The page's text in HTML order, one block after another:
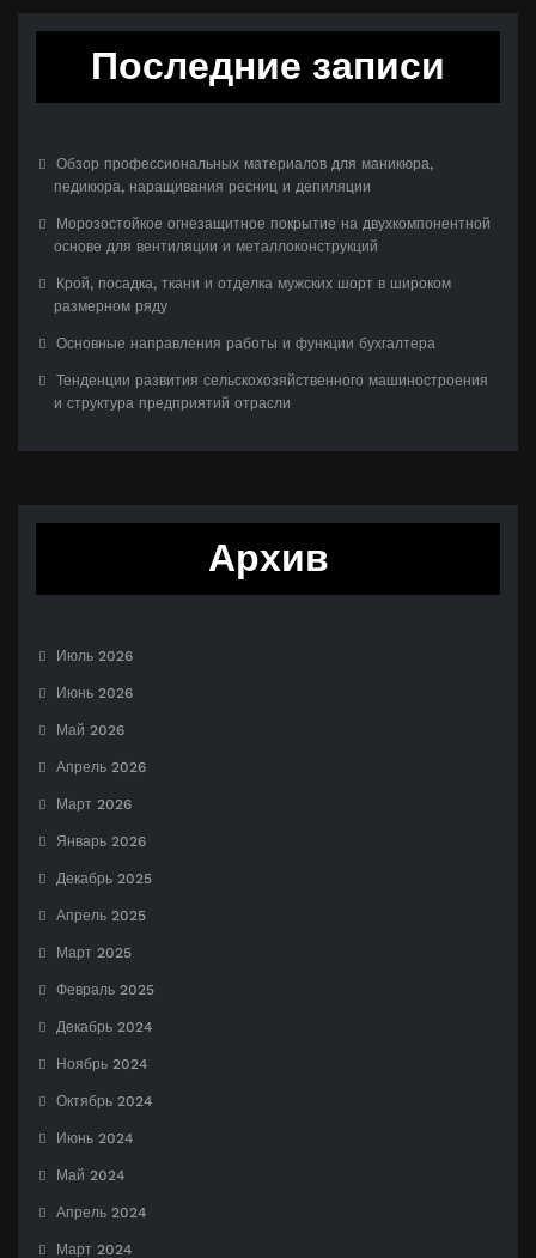
Последние записи
Обзор профессиональных материалов для маникюра,
педикюра, наращивания ресниц и депиляции
Морозостойкое огнезащитное покрытие на двухкомпонентной
основе для вентиляции и металлоконструкций
Крой, посадка, ткани и отделка мужских шорт в широком
размерном ряду
Основные направления работы и функции бухгалтера
Тенденции развития сельскохозяйственного машиностроения
и структура предприятий отрасли
Архив
Июль 2026
Июнь 2026
Май 2026
Апрель 2026
Март 2026
Январь 2026
Декабрь 2025
Апрель 2025
Март 2025
Февраль 2025
Декабрь 2024
Ноябрь 2024
Октябрь 2024
Июнь 2024
Май 2024
Апрель 2024
Март 2024